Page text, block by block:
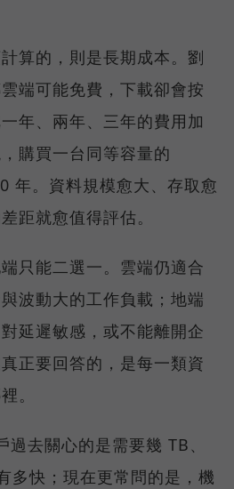
算的，則是長期成本。劉
端可能免費，下載卻會按
年、兩年、三年的費用加
購買一台同等容量的
年。資料規模愈大、存取愈
距就愈值得評估。
只能二選一。雲端仍適合
波動大的工作負載；地端
延遲敏感，或不能離開企
正要回答的，是每一類資
。
去關心的是需要幾 TB、
多快；現在更常問的是，機